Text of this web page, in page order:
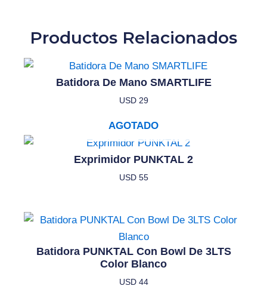
Productos Relacionados
Batidora De Mano SMARTLIFE
USD29
AGOTADO
Exprimidor PUNKTAL 2
USD55
Batidora PUNKTAL Con Bowl De 3LTS
Color Blanco
USD44